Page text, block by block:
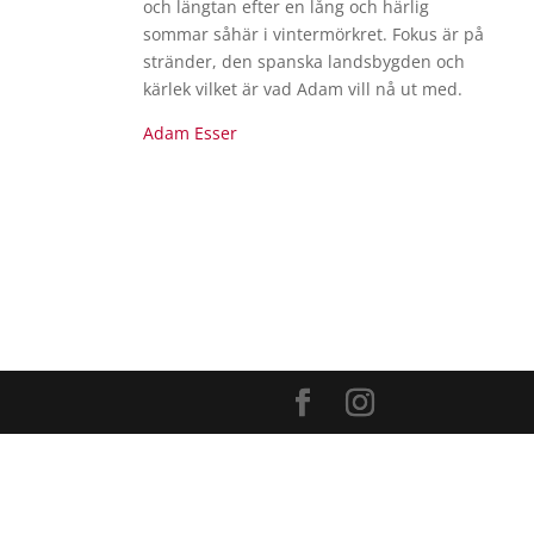
och längtan efter en lång och härlig
sommar såhär i vintermörkret. Fokus är på
stränder, den spanska landsbygden och
kärlek vilket är vad Adam vill nå ut med.
Adam Esser